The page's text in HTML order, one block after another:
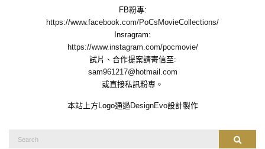
FB粉專:
https://www.facebook.com/PoCsMovieCollections/
Insragram:
https://www.instagram.com/pocmovie/
試片、合作提案請寄信至:
sam961217@hotmail.com
或直接私訊粉專。
本站上方Logo通過 DesignEvo設計製作
Search